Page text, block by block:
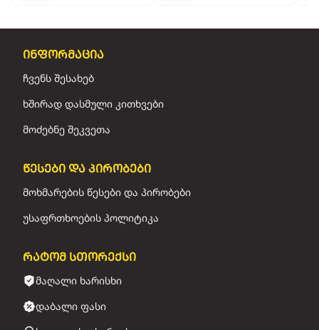
ინფორმაცია
ჩვენს შესახებ
ხშირად დასმული კითხვები
მოძებნე შეკვეთა
წესები და პირობები
მოხმარების წესები და პირობები
უსაფრთხოების პოლიტიკა
რატომ სთორექსი
მაღალი ხარისხი
დაბალი ფასი